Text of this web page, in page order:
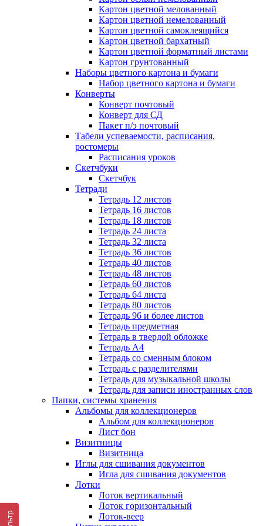
Картон цветной мелованный
Картон цветной немелованный
Картон цветной самоклеящийся
Картон цветной бархатный
Картон цветной форматный листами
Картон грунтованный
Наборы цветного картона и бумаги
Набор цветного картона и бумаги
Конверты
Конверт почтовый
Конверт для СД
Пакет п/э почтовый
Табели успеваемости, расписания,
ростомеры
Расписания уроков
Скетчбуки
Скетчбук
Тетради
Тетрадь 12 листов
Тетрадь 16 листов
Тетрадь 18 листов
Тетрадь 24 листа
Тетрадь 32 листа
Тетрадь 36 листов
Тетрадь 40 листов
Тетрадь 48 листов
Тетрадь 60 листов
Тетрадь 64 листа
Тетрадь 80 листов
Тетрадь 96 и более листов
Тетрадь предметная
Тетрадь в твердой обложке
Тетрадь А4
Тетрадь со сменным блоком
Тетрадь с разделителями
Тетрадь для музыкальной школы
Тетрадь для записи иностранных слов
Папки, системы хранения
Альбомы для коллекционеров
Альбом для коллекционеров
Лист бон
Визитницы
Визитница
Иглы для сшивания документов
Игла для сшивания документов
Лотки
Лоток вертикальный
Лоток горизонтальный
Лоток-веер